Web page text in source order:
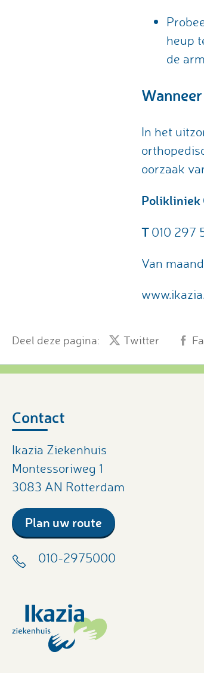
heup
de
In het
oorzaak
Polikliniek
T010 297
Van
Deel deze pagina: Twitter
Contact
Ikazia Ziekenhuis
Montessoriweg 1
3083 AN Rotterdam
Plan uw route
010-2975000